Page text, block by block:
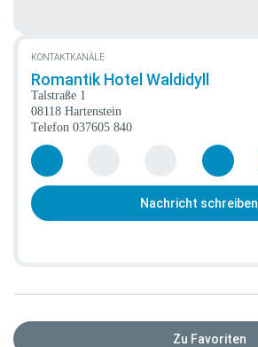
KONTAKTKANÄLE
Romantik Hotel Waldidyll
Talstraße 1
08118 Hartenstein
Telefon 037605 840
Nachricht schreiben
Zu Favoriten